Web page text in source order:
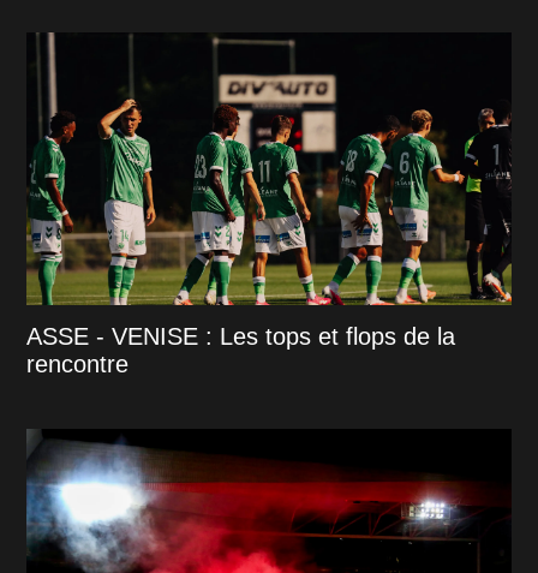
ASSE - VENISE : Les tops et flops de la
rencontre